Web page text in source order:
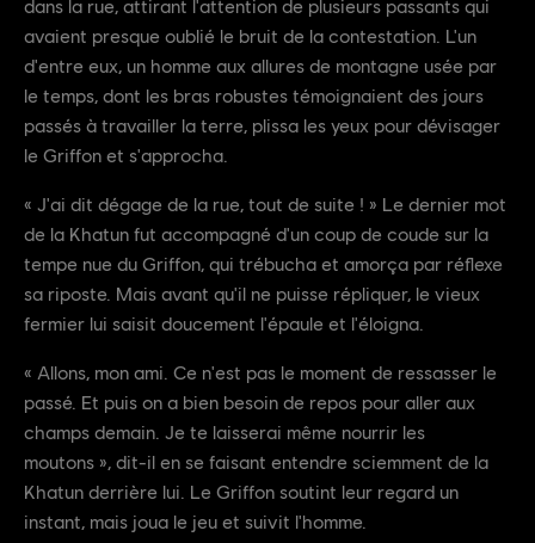
dans la rue, attirant l'attention de plusieurs passants qui
avaient presque oublié le bruit de la contestation. L'un
d'entre eux, un homme aux allures de montagne usée par
le temps, dont les bras robustes témoignaient des jours
passés à travailler la terre, plissa les yeux pour dévisager
le Griffon et s'approcha.
« J'ai dit dégage de la rue, tout de suite ! » Le dernier mot
de la Khatun fut accompagné d'un coup de coude sur la
tempe nue du Griffon, qui trébucha et amorça par réflexe
sa riposte. Mais avant qu'il ne puisse répliquer, le vieux
fermier lui saisit doucement l'épaule et l'éloigna.
« Allons, mon ami. Ce n'est pas le moment de ressasser le
passé. Et puis on a bien besoin de repos pour aller aux
champs demain. Je te laisserai même nourrir les
moutons », dit-il en se faisant entendre sciemment de la
Khatun derrière lui. Le Griffon soutint leur regard un
instant, mais joua le jeu et suivit l'homme.